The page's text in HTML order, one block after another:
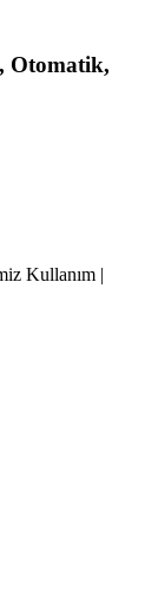
Otomatik,
Kullanım |